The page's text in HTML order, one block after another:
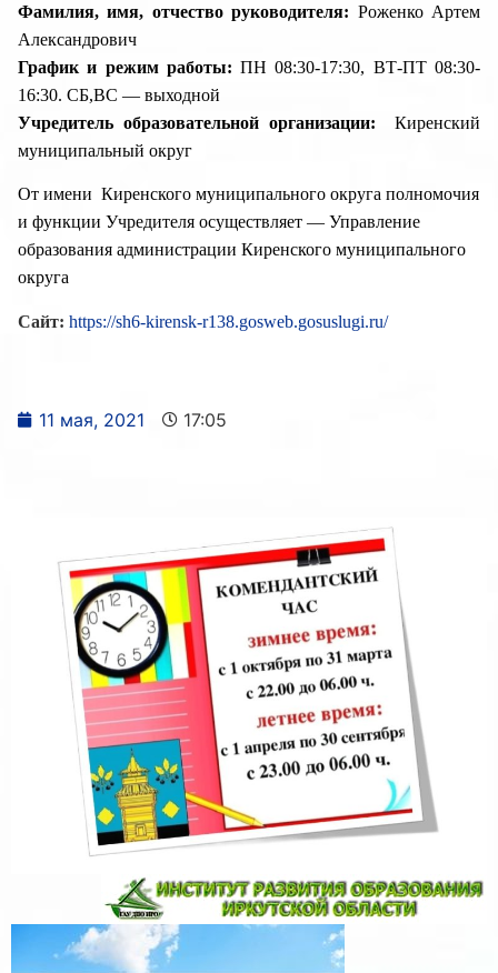
Фамилия, имя, отчество руководителя: Роженко Артем
Александрович
График и режим работы:ПН 08:30-17:30, ВТ-ПТ 08:30-
16:30. СБ,ВС — выходной
Учредитель образовательной организации:
Киренский
муниципальный округ
От имени Киренского муниципального округа полномочия
и функции Учредителя осуществляет — Управление
образования администрации Киренского муниципального
округа
Сайт: https://sh6-kirensk-r138.gosweb.gosuslugi.ru/
11 мая, 2021 17:05